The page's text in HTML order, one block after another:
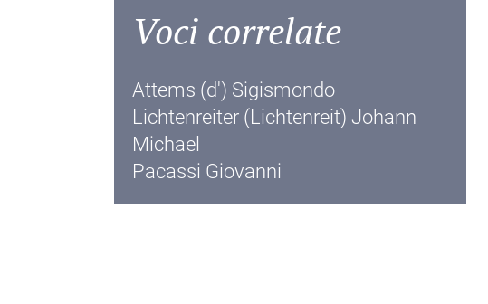
Voci correlate
Attems (d') Sigismondo
Lichtenreiter (Lichtenreit) Johann
Michael
Pacassi Giovanni